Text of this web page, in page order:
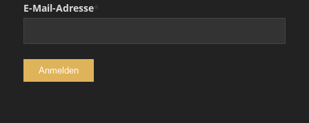
E-Mail-Adresse*